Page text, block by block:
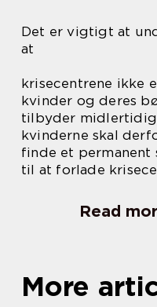
Det er vigtigt at
at
krisecentrene ikke
kvinder og deres
tilbyder
kvinderne skal
finde et permanent
til at forlade
Read
More